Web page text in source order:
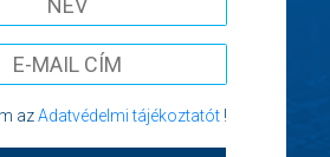
azAdatvédelmi tájékoztatót!